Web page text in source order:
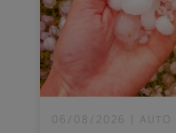
06/08/2026 AUTO